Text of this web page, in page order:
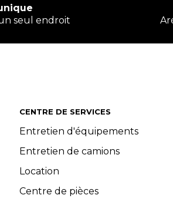
seul endroit
CENTRE DE SERVICES
Entretien d'équipements
Entretien de camions
Location
Centre de pièces